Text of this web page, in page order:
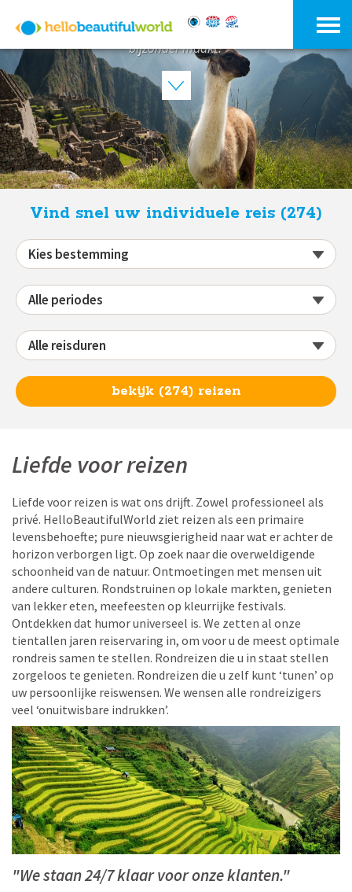
'Het leven van onze reizigers voor altijd verrijken met
onuitwisbare indrukken van alles wat onze wereld zo
bijzonder maakt.'
Vind snel uw individuele reis (274)
bekijk (274) reizen
Liefde voor reizen
Liefde voor reizen is wat ons drijft. Zowel professioneel als
privé. HelloBeautifulWorld ziet reizen als een primaire
levensbehoefte; pure nieuwsgierigheid naar wat er achter de
horizon verborgen ligt. Op zoek naar die overweldigende
schoonheid van de natuur. Ontmoetingen met mensen uit
andere culturen. Rondstruinen op lokale markten, genieten
van lekker eten, meefeesten op kleurrijke festivals.
Ontdekken dat humor universeel is. We zetten al onze
tientallen jaren reiservaring in, om voor u de meest optimale
rondreis samen te stellen. Rondreizen die u in staat stellen
zorgeloos te genieten. Rondreizen die u zelf kunt ‘tunen’ op
uw persoonlijke reiswensen. We wensen alle rondreizigers
veel ‘onuitwisbare indrukken’.
"We staan 24/7 klaar voor onze klanten."